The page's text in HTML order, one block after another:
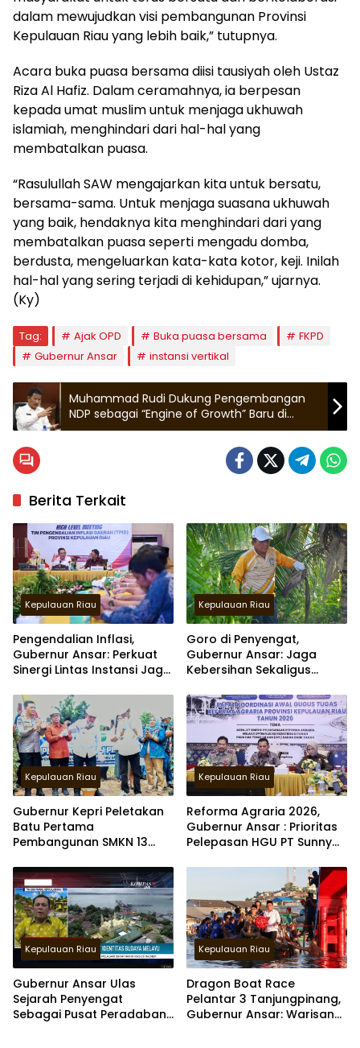
dalam mewujudkan visi pembangunan Provinsi
Kepulauan Riau yang lebih baik,” tutupnya.
Acara buka puasa bersama diisi tausiyah oleh Ustaz
Riza Al Hafiz. Dalam ceramahnya, ia berpesan
kepada umat muslim untuk menjaga ukhuwah
islamiah, menghindari dari hal-hal yang
membatalkan puasa.
“Rasulullah SAW mengajarkan kita untuk bersatu,
bersama-sama. Untuk menjaga suasana ukhuwah
yang baik, hendaknya kita menghindari dari yang
membatalkan puasa seperti mengadu domba,
berdusta, mengeluarkan kata-kata kotor, keji. Inilah
hal-hal yang sering terjadi di kehidupan,” ujarnya.
(Ky)
Tag: Ajak OPD Buka puasa bersama
FKPD
Gubernur Ansar
instansi vertikal
Muhammad Rudi Dukung Pengembangan
NDP sebagai “Engine of Growth” Baru di
Batam
Berita Terkait
Kepulauan Riau
Pengendalian Inflasi,
Gubernur Ansar: Perkuat
Sinergi Lintas Instansi Jaga
Kepulauan Riau
Goro di Penyengat,
Gubernur Ansar: Jaga
Kebersihan Sekaligus
bersejarah
Kepulauan Riau
Gubernur Kepri Peletakan
Batu Pertama
Pembangunan SMKN 13
Kepulauan Riau
Reforma Agraria 2026,
Gubernur Ansar : Prioritas
Pelepasan HGU PT Sunny
di Bintan
Kepulauan Riau
Gubernur Ansar Ulas
Sejarah Penyengat
Sebagai Pusat Peradaban
Kepulauan Riau
Dragon Boat Race
Pelantar 3 Tanjungpinang,
Gubernur Ansar: Warisan